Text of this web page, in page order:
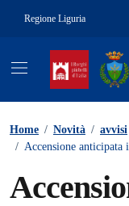
Regione Liguria
Home / Novità / avvisi
/ Accensione